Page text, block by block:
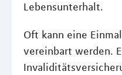
Lebensunterhalt.
Oft kann eine
vereinbart werden.